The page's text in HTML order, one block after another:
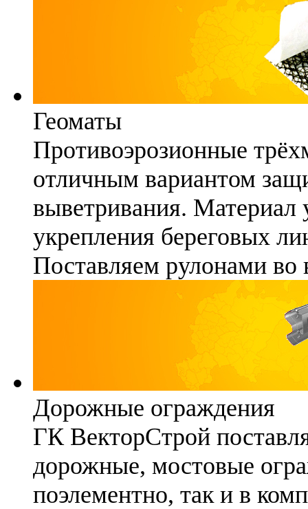
Геоматы
Противоэрозионные
отличным вариантом
выветривания. Материал
укрепления береговых
Поставляем рулонами
Дорожные ограждения
ГК ВекторСтрой
дорожные, мостовые
поэлементно, так и в